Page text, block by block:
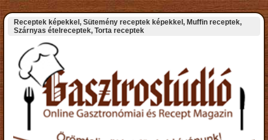
Receptek képekkel, Sütemény receptek képekkel, Muffin receptek,
Szárnyas ételreceptek, Torta receptek